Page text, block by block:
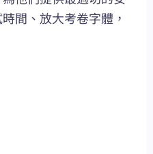
間、放大考卷字體，